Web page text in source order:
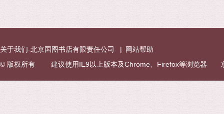
关于我们-北京国图书店有限责任公司 | 网站帮助
© 版权所有 建议使用IE9以上版本及Chrome、Firefox等浏览器